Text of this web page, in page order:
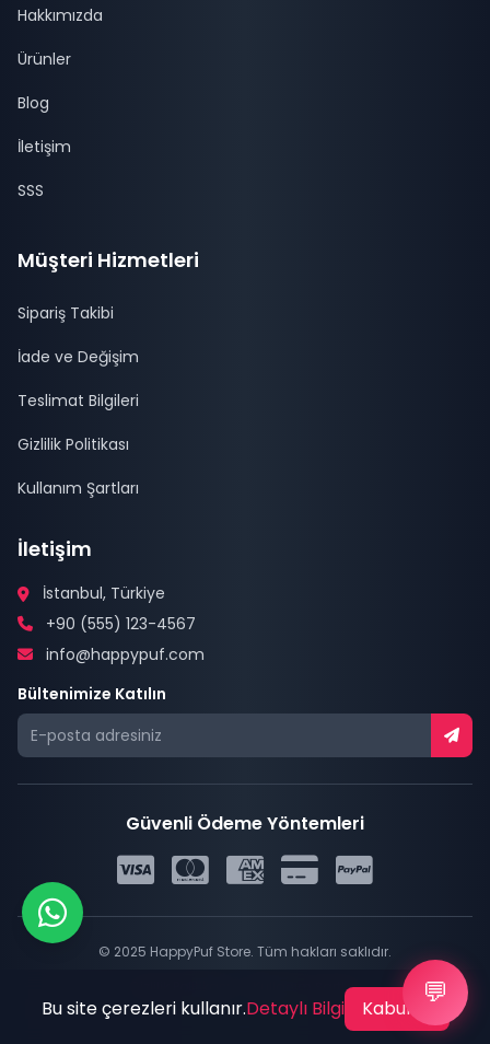
Bu site çerezleri kullanır.Detaylı Bilgi Kabul Et
💬
Hakkımızda
Ürünler
Blog
İletişim
SSS
Müşteri Hizmetleri
Sipariş Takibi
İade ve Değişim
Teslimat Bilgileri
Gizlilik Politikası
Kullanım Şartları
İletişim
İstanbul, Türkiye
+90 (555) 123-4567
info@happypuf.com
Bültenimize Katılın
Güvenli Ödeme Yöntemleri
© 2025 HappyPuf Store. Tüm hakları saklıdır.
Kullanım Şartları